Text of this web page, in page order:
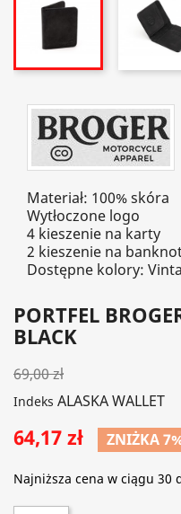
Materiał: 100% skóra
Wytłoczone logo
4 kieszenie na karty
2 kieszenie na
Dostępne kolory:
PORTFEL
BLACK
69,00 zł
Indeks ALASKA WALLET
64,17 zł ZNIŻKA
Najniższa cena w ciągu 30